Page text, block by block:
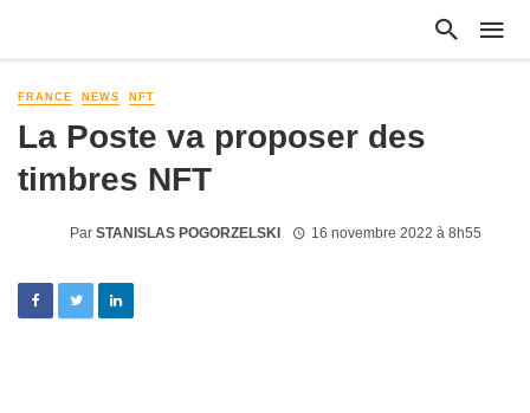
FRANCE NEWS NFT
La Poste va proposer des
timbres NFT
Par STANISLAS POGORZELSKI 16 novembre 2022 à 8h55